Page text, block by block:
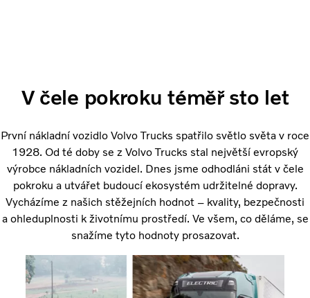
V čele pokroku téměř sto let
První nákladní vozidlo Volvo Trucks spatřilo světlo světa v roce
1928. Od té doby se z Volvo Trucks stal největší evropský
výrobce nákladních vozidel. Dnes jsme odhodláni stát v čele
pokroku a utvářet budoucí ekosystém udržitelné dopravy.
Vycházíme z našich stěžejních hodnot – kvality, bezpečnosti
a ohleduplnosti k životnímu prostředí. Ve všem, co děláme, se
snažíme tyto hodnoty prosazovat.